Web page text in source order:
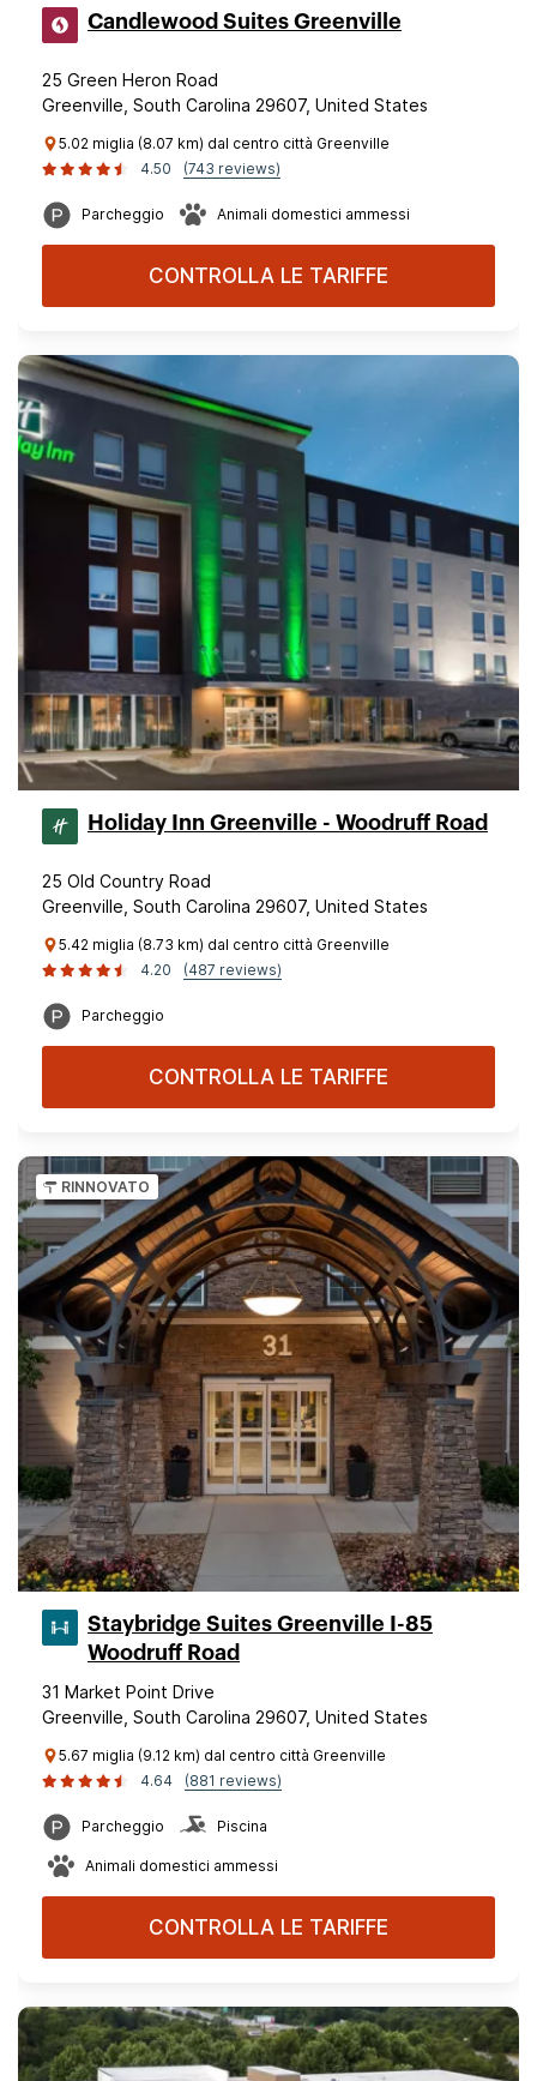
Candlewood Suites Greenville
25 Green Heron Road
Greenville, South Carolina 29607, United States
5.02 miglia (8.07 km) dal centro città Greenville
4.50
(743 reviews)
Parcheggio Animali domestici ammessi
CONTROLLA LE TARIFFE
Holiday Inn Greenville - Woodruff Road
25 Old Country Road
Greenville, South Carolina 29607, United States
5.42 miglia (8.73 km) dal centro città Greenville
4.20
(487 reviews)
Parcheggio
CONTROLLA LE TARIFFE
RINNOVATO
Staybridge Suites Greenville I-85
Woodruff Road
31 Market Point Drive
Greenville, South Carolina 29607, United States
5.67 miglia (9.12 km) dal centro città Greenville
4.64
(881 reviews)
Parcheggio Piscina
Animali domestici ammessi
CONTROLLA LE TARIFFE